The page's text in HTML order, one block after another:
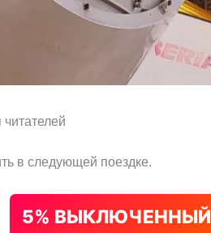
в следующей поездке.
5% ВЫКЛЮЧЕННЫЙ